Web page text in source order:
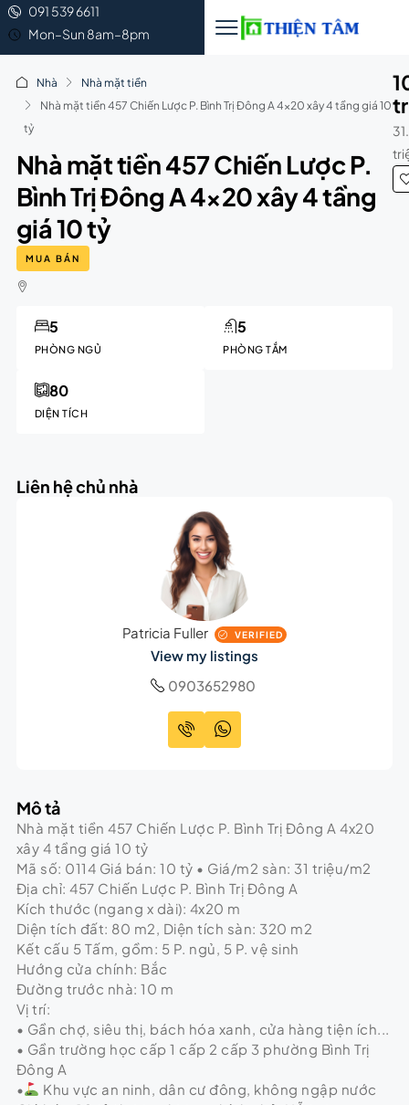
091 539 6611
Mon–Sun 8am–8pm
Nhà
Nhà mặt tiền
Nhà mặt tiền 457 Chiến Lược P. Bình Trị Đông A 4×20 xây 4 tầng giá 10
tỷ
Nhà mặt tiền 457 Chiến Lược P.
Bình Trị Đông A 4×20 xây 4 tầng
giá 10 tỷ
MUA BÁN
PHÒNG NGỦ
5
PHÒNG TẮM
5
DIỆN TÍCH
80
Liên hệ chủ nhà
Patricia Fuller VERIFIED
View my listings
0903652980
Mô tả
Nhà mặt tiền 457 Chiến Lược P. Bình Trị Đông A 4x20
xây 4 tầng giá 10 tỷ
Mã số: 0114 Giá bán: 10 tỷ • Giá/m2 sàn: 31 triệu/m2
Địa chỉ: 457 Chiến Lược P. Bình Trị Đông A
Kích thước (ngang x dài): 4x20 m
Diện tích đất: 80 m2, Diện tích sàn: 320 m2
Kết cấu 5 Tấm, gồm: 5 P. ngủ, 5 P. vệ sinh
Hướng cửa chính: Bắc
Đường trước nhà: 10 m
Vị trí:
• Gần chợ, siêu thị, bách hóa xanh, cửa hàng tiện ích...
• Gần trường học cấp 1 cấp 2 cấp 3 phường Bình Trị
Đông A
•
Khu vực an ninh, dân cư đông, không ngập nước